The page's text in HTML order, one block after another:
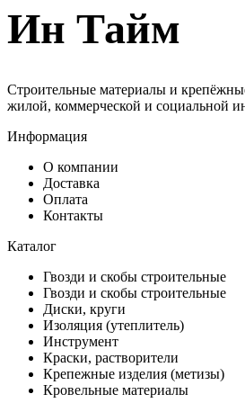
Ин Тайм
Строительные материалы и
жилой, коммерческой и социальной
Информация
О компании
Доставка
Оплата
Контакты
Каталог
Гвозди и скобы строительные
Гвозди и скобы строительные
Диски, круги
Изоляция (утеплитель)
Инструмент
Краски, растворители
Крепежные изделия (метизы)
Кровельные материалы